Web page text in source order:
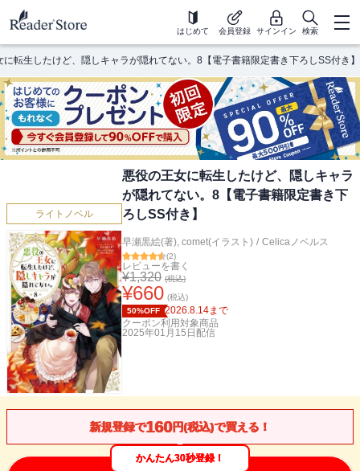
はじめて 会員登録 サインイン 検索
に転生したけど、隠しキャラが隠れてない。8【電子書籍限定書き下ろしSS付き】
ライトノベル
悪役の王女に転生したけど、隠しキャラ
が隠れてない。8【電子書籍限定書き下
ろしSS付き】
早瀬黒絵(著), comet(イラスト) / Celicaノベルス
(2)
レビューを書く
¥1,320 (税込)
¥660 (税込)
50%OFF 2026.8.14まで
クーポン利用対象商品
2025年01月15日 配信
新規登録で160円(税込)で買える！
かんたん30秒登録！